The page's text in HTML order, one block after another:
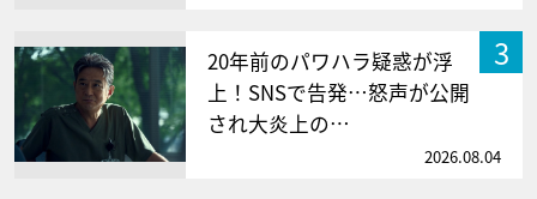
3
20年前のパワハラ疑惑が浮
上！SNSで告発…怒声が公開
され大炎上の…
2026.08.04